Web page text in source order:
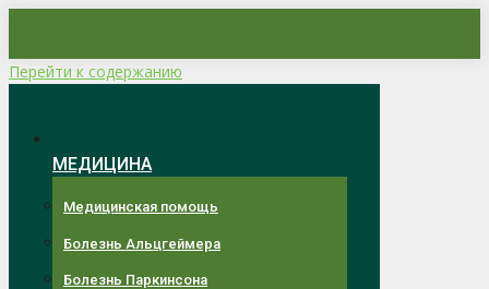
Перейти к содержанию
МЕДИЦИНА
Медицинская помощь
Болезнь Альцгеймера
Болезнь Паркинсона